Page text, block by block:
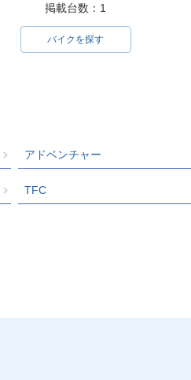
掲載台数：1
バイクを探す
アドベンチャー
TFC